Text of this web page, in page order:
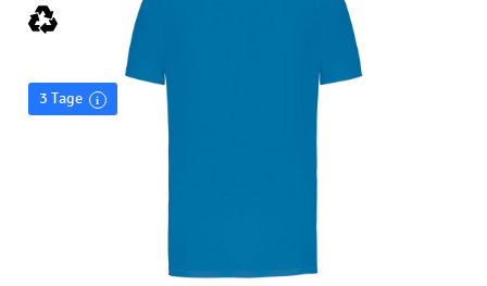
3 Tage